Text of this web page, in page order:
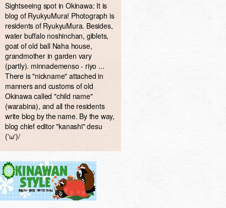
Sightseeing spot in Okinawa: It is
blog of RyukyuMura! Photograph is
residents of RyukyuMura. Besides,
water buffalo noshinchan, giblets,
goat of old ball Naha house,
grandmother in garden vary
(partly). minnademenso - riyo ...
There is "nickname" attached in
manners and customs of old
Okinawa called "child name"
(warabina), and all the residents
write blog by the name. By the way,
blog chief editor "kanashi" desu
('ω')/